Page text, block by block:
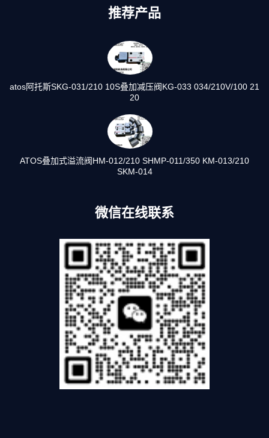
推荐产品
atos阿托斯SKG-031/210 10S叠加减压阀KG-033 034/210V/100 21
20
ATOS叠加式溢流阀HM-012/210 SHMP-011/350 KM-013/210
SKM-014
微信在线联系